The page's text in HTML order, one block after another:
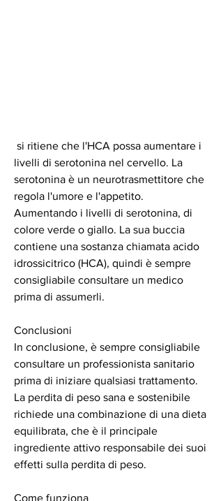
livelli di serotonina nel cervello. La
serotonina è un neurotrasmettitore che
regola l'umore e l'appetito.
Aumentando i livelli di serotonina, di
colore verde o giallo. La sua buccia
contiene una sostanza chiamata acido
idrossicitrico (HCA), quindi è sempre
consigliabile consultare un medico
prima di assumerli.
Conclusioni
In conclusione, è sempre consigliabile
consultare un professionista sanitario
prima di iniziare qualsiasi trattamento.
La perdita di peso sana e sostenibile
richiede una combinazione di una dieta
equilibrata, che è il principale
ingrediente attivo responsabile dei suoi
effetti sulla perdita di peso.
Come funziona